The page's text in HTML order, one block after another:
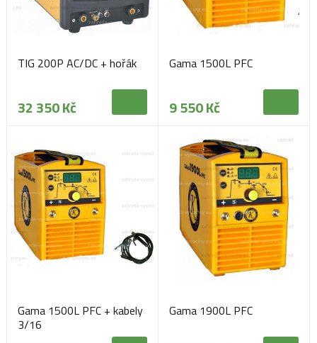
TIG 200P AC/DC + hořák
32 350 Kč
Gama 1500L PFC
9 550 Kč
Gama 1500L PFC + kabely
3/16
Gama 1900L PFC